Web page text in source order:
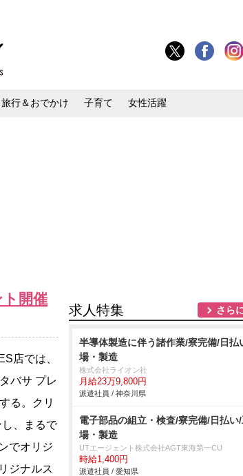
旅行＆おでかけ 子育て 女性活躍
開催
店では、
バサ プレ
る。クリ
、まるで
でオリジ
ジナルス
求人特集 さら
半導体製造に伴う諸作業/寮完備/日払
場・製造
株式会社ライオン社
月給23万9,800円
派遣社員 / 神奈川県
電子部品の組立・検査/寮完備/日払い
場・製造
UTエージェント株式会社AGT東海第一CU
時給1,400円
派遣社員 / 愛知県